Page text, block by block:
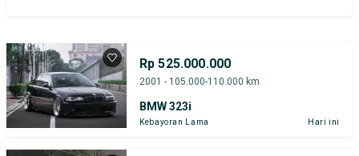
Rp 525.000.000
2001 - 105.000-110.000 km
BMW 323i
Kebayoran Lama Hari ini